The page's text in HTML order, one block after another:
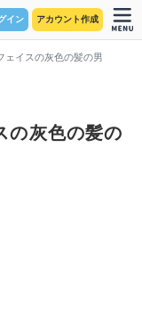
イン アカウント作成
ェイスの灰色の髪の男
の灰色の髪の